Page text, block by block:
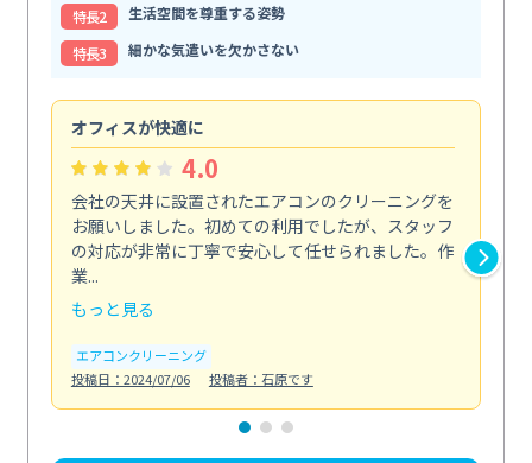
特⻑2
生活空間を尊重する姿勢
特⻑3
細かな気遣いを欠かさない
オフィスが快適に
4.0
会社の天井に設置されたエアコンのクリーニングを
お願いしました。初めての利用でしたが、スタッフ
の対応が非常に丁寧で安心して任せられました。作
業...
もっと見る
エアコンクリーニング
投稿日：2024/07/06
投稿者：石原です